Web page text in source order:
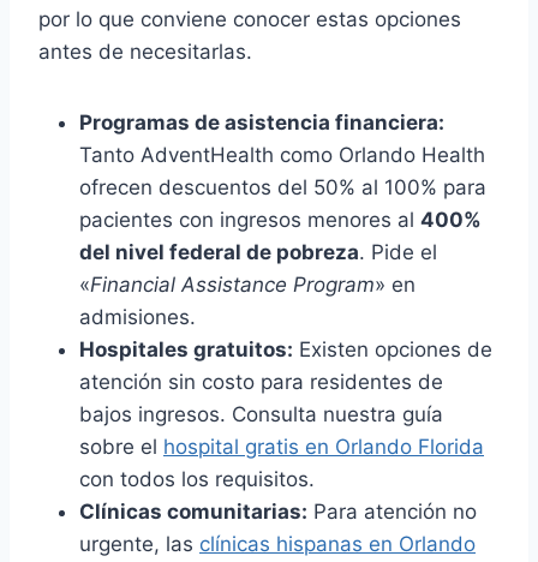
por lo que conviene conocer estas opciones
antes de necesitarlas.
Programas de asistencia financiera:
Tanto AdventHealth como Orlando Health
ofrecen descuentos del 50% al 100% para
pacientes con ingresos menores al 400%
del nivel federal de pobreza. Pide el
«Financial Assistance Program» en
admisiones.
Hospitales gratuitos: Existen opciones de
atención sin costo para residentes de
bajos ingresos. Consulta nuestra guía
sobre el hospital gratis en Orlando Florida
con todos los requisitos.
Clínicas comunitarias: Para atención no
urgente, las clínicas hispanas en Orlando